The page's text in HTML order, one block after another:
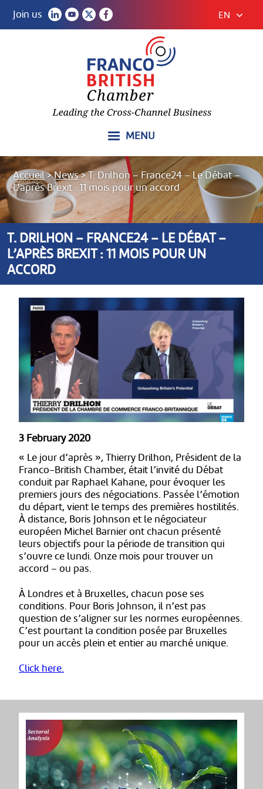
Join us EN
MENU
Accueil>News>T. Drilhon – France24 – Le Débat –
L’après Brexit : 11 mois pour un accord
T. DRILHON – FRANCE24 – LE DÉBAT –
L’APRÈS BREXIT : 11 MOIS POUR UN
ACCORD
3 February 2020
« Le jour d’après », Thierry Drilhon, Président de la
Franco-British Chamber, était l’invité du Débat
conduit par Raphael Kahane, pour évoquer les
premiers jours des négociations. Passée l’émotion
du départ, vient le temps des premières hostilités.
À distance, Boris Johnson et le négociateur
européen Michel Barnier ont chacun présenté
leurs objectifs pour la période de transition qui
s’ouvre ce lundi. Onze mois pour trouver un
accord – ou pas.
À Londres et à Bruxelles, chacun pose ses
conditions. Pour Boris Johnson, il n’est pas
question de s’aligner sur les normes européennes.
C’est pourtant la condition posée par Bruxelles
pour un accès plein et entier au marché unique.
Click here.